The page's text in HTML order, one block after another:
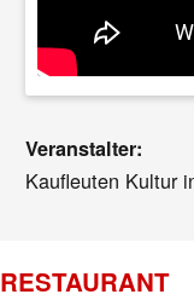
Veranstalter:
Kaufleuten Kultur
RESTAURANT